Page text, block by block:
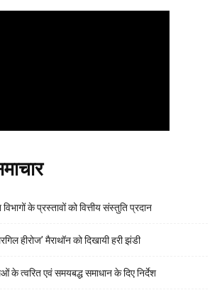
के प्रस्तावों को वित्तीय संस्तुति प्रदान
हीरोज’ मैराथॉन को दिखायी हरी झंडी
त्वरित एवं समयबद्ध समाधान के दिए निर्देश